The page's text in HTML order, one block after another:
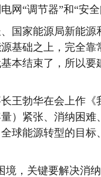
网“调节器”和“安全
家能源局新能源
基础之上，完全
本结束了，所以
勃华在会上作《
）紧张、消纳困
球能源转型的目
，关键要解决消